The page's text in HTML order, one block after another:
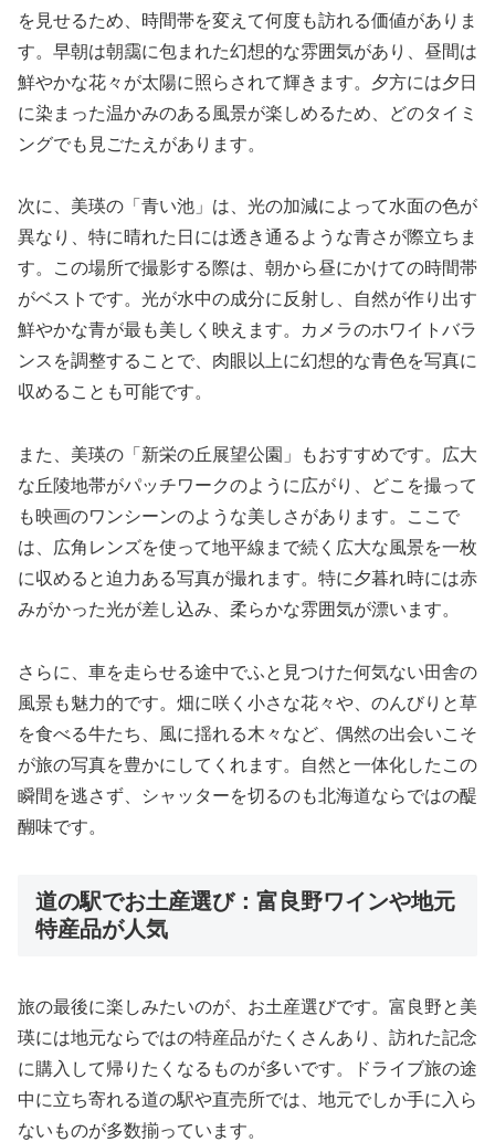
を見せるため、時間帯を変えて何度も訪れる価値がありま
す。早朝は朝靄に包まれた幻想的な雰囲気があり、昼間は
鮮やかな花々が太陽に照らされて輝きます。夕方には夕日
に染まった温かみのある風景が楽しめるため、どのタイミ
ングでも見ごたえがあります。
次に、美瑛の「青い池」は、光の加減によって水面の色が
異なり、特に晴れた日には透き通るような青さが際立ちま
す。この場所で撮影する際は、朝から昼にかけての時間帯
がベストです。光が水中の成分に反射し、自然が作り出す
鮮やかな青が最も美しく映えます。カメラのホワイトバラ
ンスを調整することで、肉眼以上に幻想的な青色を写真に
収めることも可能です。
また、美瑛の「新栄の丘展望公園」もおすすめです。広大
な丘陵地帯がパッチワークのように広がり、どこを撮って
も映画のワンシーンのような美しさがあります。ここで
は、広角レンズを使って地平線まで続く広大な風景を一枚
に収めると迫力ある写真が撮れます。特に夕暮れ時には赤
みがかった光が差し込み、柔らかな雰囲気が漂います。
さらに、車を走らせる途中でふと見つけた何気ない田舎の
風景も魅力的です。畑に咲く小さな花々や、のんびりと草
を食べる牛たち、風に揺れる木々など、偶然の出会いこそ
が旅の写真を豊かにしてくれます。自然と一体化したこの
瞬間を逃さず、シャッターを切るのも北海道ならではの醍
醐味です。
道の駅でお土産選び：富良野ワインや地元
特産品が人気
旅の最後に楽しみたいのが、お土産選びです。富良野と美
瑛には地元ならではの特産品がたくさんあり、訪れた記念
に購入して帰りたくなるものが多いです。ドライブ旅の途
中に立ち寄れる道の駅や直売所では、地元でしか手に入ら
ないものが多数揃っています。